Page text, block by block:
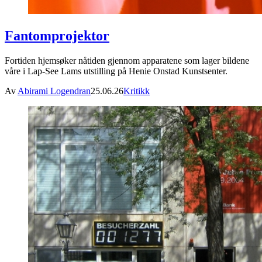
Fantomprojektor
Fortiden hjemsøker nåtiden gjennom apparatene som lager bildene
våre i Lap-See Lams utstilling på Henie Onstad Kunstsenter.
Av Abirami Logendran25.06.26Kritikk